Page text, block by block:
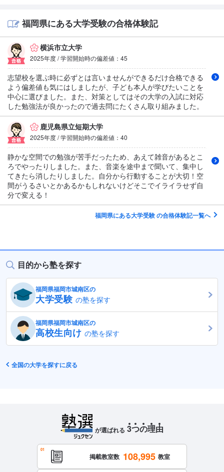
福岡県にある大学受験の合格体験記
横浜市立大学
2025年度 / 学習開始時の偏差値：45
志望校を選ぶ時に必ずとは言いませんができるだけ合格できる
よう偏差値も気にはしましたが、子ども本人が学びたいことを
中心に選びました。また、対策としてはその大学の入試に対応
した勉強法が良かったので過去問にたくさん取り組みました。
鹿児島県立短期大学
2025年度 / 学習開始時の偏差値：40
静かな空間での勉強が苦手だったため、あえて雑音があるとこ
ろでやったりしました。また、音楽を途中まで聞いて、集中し
てきたら消したりしました。自分から行動することが大切！空
間がうるさいとかあるかもしれないけどそこでイライラせず自
分で変える！
福岡県にある大学受験 の合格体験記一覧へ
目的から塾を探す
福岡県福岡市城南区の
大学受験 の塾を探す
福岡県福岡市城南区の
高校生向けの塾を探す
全国の大学を探すに戻る
が選ばれる 3つの理由
掲載教室数 108,995 教室